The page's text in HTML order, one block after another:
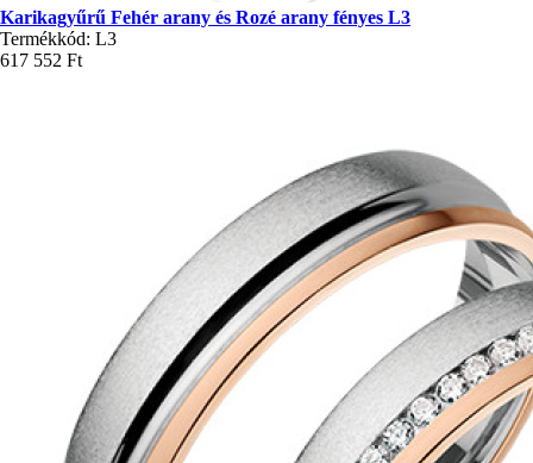
Karikagyűrű Fehér arany és Rozé arany fényes L3
Termékkód: L3
617 552 Ft